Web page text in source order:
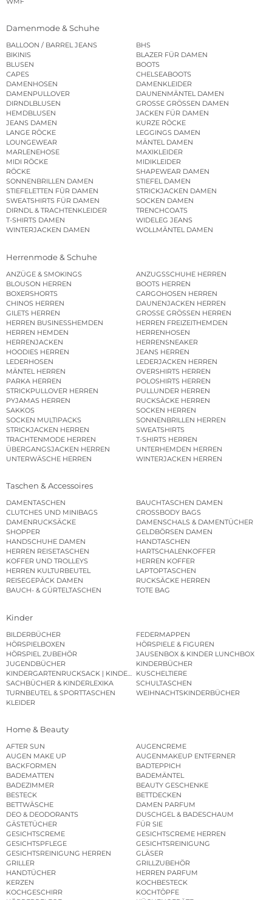
Damenmode & Schuhe
BALLOON / BARREL JEANS
BHS
BIKINIS
BLAZER FÜR DAMEN
BLUSEN
BOOTS
CAPES
CHELSEABOOTS
DAMENHOSEN
DAMENKLEIDER
DAMENPULLOVER
DAUNENMÄNTEL DAMEN
DIRNDLBLUSEN
GROSSE GRÖSSEN DAMEN
HEMDBLUSEN
JACKEN FÜR DAMEN
JEANS DAMEN
KURZE RÖCKE
LANGE RÖCKE
LEGGINGS DAMEN
LOUNGEWEAR
MÄNTEL DAMEN
MARLENEHOSE
MAXIKLEIDER
MIDI RÖCKE
MIDIKLEIDER
RÖCKE
SHAPEWEAR DAMEN
SONNENBRILLEN DAMEN
STIEFEL DAMEN
STIEFELETTEN FÜR DAMEN
STRICKJACKEN DAMEN
SWEATSHIRTS FÜR DAMEN
SOCKEN DAMEN
DIRNDL & TRACHTENKLEIDER
TRENCHCOATS
T-SHIRTS DAMEN
WIDELEG JEANS
WINTERJACKEN DAMEN
WOLLMÄNTEL DAMEN
Herrenmode & Schuhe
ANZÜGE & SMOKINGS
ANZUGSSCHUHE HERREN
BLOUSON HERREN
BOOTS HERREN
BOXERSHORTS
CARGOHOSEN HERREN
CHINOS HERREN
DAUNENJACKEN HERREN
GILETS HERREN
GROSSE GRÖSSEN HERREN
HERREN BUSINESSHEMDEN
HERREN FREIZEITHEMDEN
HERREN HEMDEN
HERRENHOSEN
HERRENJACKEN
HERRENSNEAKER
HOODIES HERREN
JEANS HERREN
LEDERHOSEN
LEDERJACKEN HERREN
MÄNTEL HERREN
OVERSHIRTS HERREN
PARKA HERREN
POLOSHIRTS HERREN
STRICKPULLOVER HERREN
PULLUNDER HERREN
PYJAMAS HERREN
RUCKSÄCKE HERREN
SAKKOS
SOCKEN HERREN
SOCKEN MULTIPACKS
SONNENBRILLEN HERREN
STRICKJACKEN HERREN
SWEATSHIRTS
TRACHTENMODE HERREN
T-SHIRTS HERREN
ÜBERGANGSJACKEN HERREN
UNTERHEMDEN HERREN
UNTERWÄSCHE HERREN
WINTERJACKEN HERREN
Taschen & Accessoires
DAMENTASCHEN
BAUCHTASCHEN DAMEN
CLUTCHES UND MINIBAGS
CROSSBODY BAGS
DAMENRUCKSÄCKE
DAMENSCHALS & DAMENTÜCHER
SHOPPER
GELDBÖRSEN DAMEN
HANDSCHUHE DAMEN
HANDTASCHEN
HERREN REISETASCHEN
HARTSCHALENKOFFER
KOFFER UND TROLLEYS
HERREN KOFFER
HERREN KULTURBEUTEL
LAPTOPTASCHEN
REISEGEPÄCK DAMEN
RUCKSÄCKE HERREN
BAUCH- & GÜRTELTASCHEN
TOTE BAG
Kinder
BILDERBÜCHER
FEDERMAPPEN
HÖRSPIELBOXEN
HÖRSPIELE & FIGUREN
HÖRSPIEL ZUBEHÖR
JAUSENBOX & KINDER LUNCHBOX
JUGENDBÜCHER
KINDERBÜCHER
KINDERGARTENRUCKSACK | KINDERGARTENBEUTEL
KUSCHELTIERE
SACHBÜCHER & KINDERLEXIKA
SCHULTASCHEN
TURNBEUTEL & SPORTTASCHEN
WEIHNACHTSKINDERBÜCHER
KLEIDER
Home & Beauty
AFTER SUN
AUGENCREME
AUGEN MAKE UP
AUGENMAKEUP ENTFERNER
BACKFORMEN
BADTEPPICH
BADEMATTEN
BADEMÄNTEL
BADEZIMMER
BEAUTY GESCHENKE
BESTECK
BETTDECKEN
BETTWÄSCHE
DAMEN PARFUM
DEO & DEODORANTS
DUSCHGEL & BADESCHAUM
GÄSTETÜCHER
FÜR SIE
GESICHTSCREME
GESICHTSCREME HERREN
GESICHTSPFLEGE
GESICHTSREINIGUNG
GESICHTSREINIGUNG HERREN
GLÄSER
GRILLER
GRILLZUBEHÖR
HANDTÜCHER
HERREN PARFUM
KERZEN
KOCHBESTECK
KOCHGESCHIRR
KOCHTÖPFE